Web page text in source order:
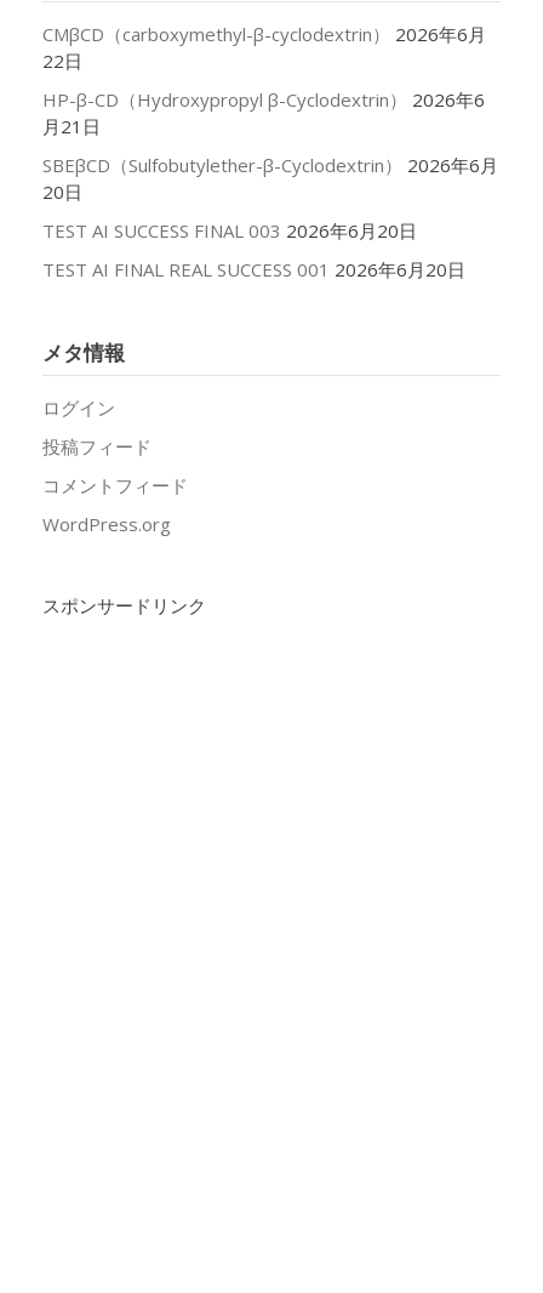
CMβCD（carboxymethyl-β-cyclodextrin）
2026年6月
22日
HP-β-CD（Hydroxypropyl β-Cyclodextrin）
2026年6
月21日
SBEβCD（Sulfobutylether-β-Cyclodextrin）
2026年6月
20日
TEST AI SUCCESS FINAL 003 2026年6月20日
TEST AI FINAL REAL SUCCESS 001 2026年6月20日
メタ情報
ログイン
投稿フィード
コメントフィード
WordPress.org
スポンサードリンク